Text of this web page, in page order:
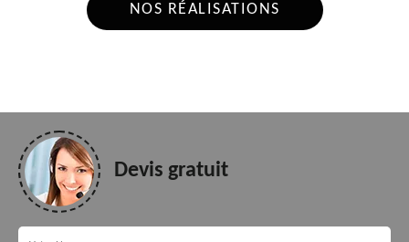
NOS RÉALISATIONS
Devis gratuit